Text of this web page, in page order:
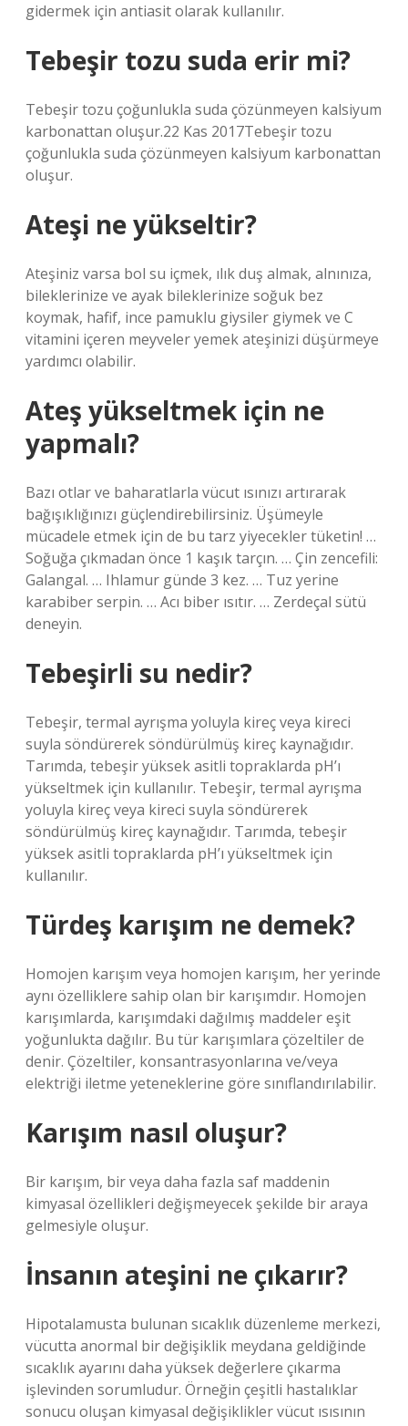
gidermek için antiasit olarak kullanılır.
Tebeşir tozu suda erir mi?
Tebeşir tozu çoğunlukla suda çözünmeyen kalsiyum
karbonattan oluşur.22 Kas 2017Tebeşir tozu
çoğunlukla suda çözünmeyen kalsiyum karbonattan
oluşur.
Ateşi ne yükseltir?
Ateşiniz varsa bol su içmek, ılık duş almak, alnınıza,
bileklerinize ve ayak bileklerinize soğuk bez
koymak, hafif, ince pamuklu giysiler giymek ve C
vitamini içeren meyveler yemek ateşinizi düşürmeye
yardımcı olabilir.
Ateş yükseltmek için ne
yapmalı?
Bazı otlar ve baharatlarla vücut ısınızı artırarak
bağışıklığınızı güçlendirebilirsiniz. Üşümeyle
mücadele etmek için de bu tarz yiyecekler tüketin! …
Soğuğa çıkmadan önce 1 kaşık tarçın. … Çin zencefili:
Galangal. … Ihlamur günde 3 kez. … Tuz yerine
karabiber serpin. … Acı biber ısıtır. … Zerdeçal sütü
deneyin.
Tebeşirli su nedir?
Tebeşir, termal ayrışma yoluyla kireç veya kireci
suyla söndürerek söndürülmüş kireç kaynağıdır.
Tarımda, tebeşir yüksek asitli topraklarda pH’ı
yükseltmek için kullanılır. Tebeşir, termal ayrışma
yoluyla kireç veya kireci suyla söndürerek
söndürülmüş kireç kaynağıdır. Tarımda, tebeşir
yüksek asitli topraklarda pH’ı yükseltmek için
kullanılır.
Türdeş karışım ne demek?
Homojen karışım veya homojen karışım, her yerinde
aynı özelliklere sahip olan bir karışımdır. Homojen
karışımlarda, karışımdaki dağılmış maddeler eşit
yoğunlukta dağılır. Bu tür karışımlara çözeltiler de
denir. Çözeltiler, konsantrasyonlarına ve/veya
elektriği iletme yeteneklerine göre sınıflandırılabilir.
Karışım nasıl oluşur?
Bir karışım, bir veya daha fazla saf maddenin
kimyasal özellikleri değişmeyecek şekilde bir araya
gelmesiyle oluşur.
İnsanın ateşini ne çıkarır?
Hipotalamusta bulunan sıcaklık düzenleme merkezi,
vücutta anormal bir değişiklik meydana geldiğinde
sıcaklık ayarını daha yüksek değerlere çıkarma
işlevinden sorumludur. Örneğin çeşitli hastalıklar
sonucu oluşan kimyasal değişiklikler vücut ısısının